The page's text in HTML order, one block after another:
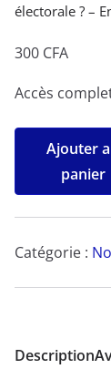
électorale ? –
300 CFA
Accès
quantité
Quels
sont
arguments
dont
Ajouter
panier
Catégorie :
Description